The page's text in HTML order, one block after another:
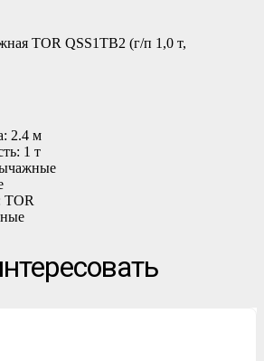
TOR QSS1TB2 (г/п 1,0 т,
2.4 м
1 т
TOR